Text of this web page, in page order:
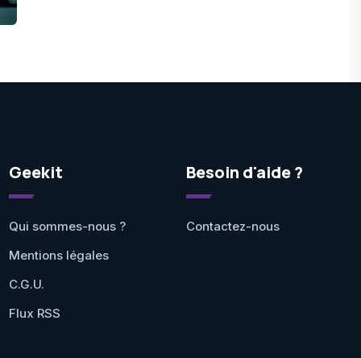
Geekit
Qui sommes-nous ?
Mentions légales
C.G.U.
Flux RSS
Besoin d'aide ?
Contactez-nous